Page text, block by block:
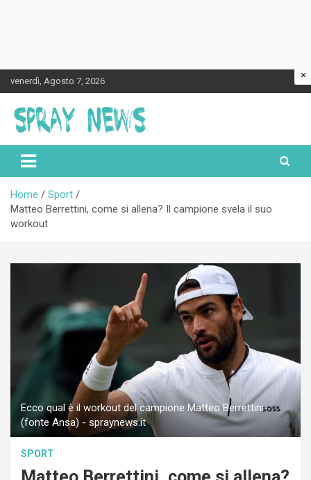
to
content
venerdì, Agosto 7, 2026
Spraynews.it
Home
Sport
Matteo Berrettini, come si allena? Il campione svela il suo
workout
Ecco qual è il workout del campione Matteo Berrettini-
(fonte Ansa) - spraynews.it
SPORT
×